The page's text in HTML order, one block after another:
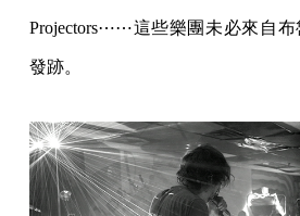
Projectors⋯⋯這些樂團未必來自
發跡。